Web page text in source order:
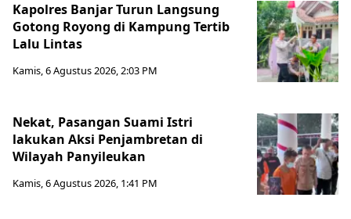
Kapolres Banjar Turun Langsung
Gotong Royong di Kampung Tertib
Lalu Lintas
Kamis, 6 Agustus 2026, 2:03 PM
Nekat, Pasangan Suami Istri
lakukan Aksi Penjambretan di
Wilayah Panyileukan
Kamis, 6 Agustus 2026, 1:41 PM